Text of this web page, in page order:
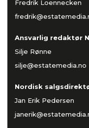
Fredrik Loennecken
Ansvarlig redaktør
Silje Rønne
silje@estatemedia.no
Nordisk
Jan Erik Pedersen